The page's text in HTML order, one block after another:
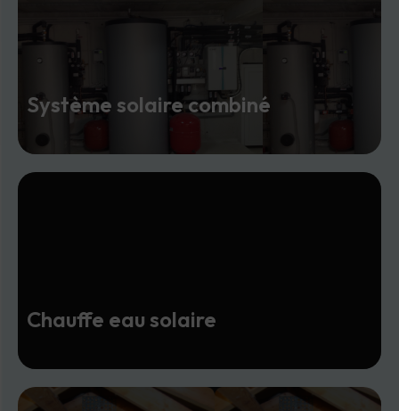
Système solaire combiné
Chauffe eau solaire